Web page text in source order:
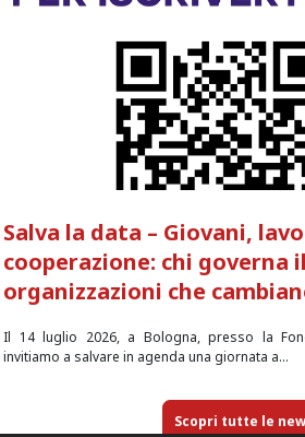
Salva la data – Giovani,
cooperazione: chi governa
organizzazioni che
Il 14 luglio 2026, a Bologna, presso la
invitiamo a salvare in agenda una giornata a...
Scopri tutte le